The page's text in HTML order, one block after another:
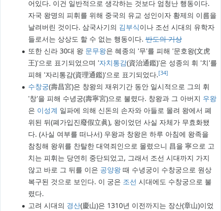
어있다. 이건 일반적으로 생각하는 것보다 엄청난 행동이다.
자국 왕명의 피휘를 위해 중국의 유교 성인이자 황제의 이름을
날려버린 것이다. 삼국사기의 김부식이나 조선 시대의 유학자
들로서는 상상도 할 수 없는 행동이다.반도의 기상
또한 신라 30대 왕 문무왕은 혜종의 '무'를 피해 '문호왕(文虎
王)'으로 표기되었으며 '자치통감(資治通鑑)'은 성종의 휘 '치'를
피해 '자리통감(資理通鑑)'으로 표기되었다.[34]
수창궁(壽昌宮)은 창왕의 재위기간 동안 일시적으로 그의 휘
'창'을 피해 수녕궁(壽寧宮)으로 불렸다. 창왕과 그 아버지 우왕
은 이성계 일파에 의해 신돈의 손자와 아들로 몰려 왕에서 폐
위된 뒤(폐가입진廢假立眞), 왕이었던 사실 자체가 무효화됐
다. (사실 여부를 떠나서) 우왕과 창왕은 하루 아침에 왕족을
참칭해 왕위를 찬탈한 대역죄인으로 몰렸으니 昌을 寧으로 고
치는 피휘는 당연히 중단되었고, 그래서 조선 시대까지 가지
않고 바로 그 뒤를 이은 공양왕때 수녕궁이 수창궁으로 원상
복구된 것으로 보인다. 이 궁은 조선 시대에도 수창궁으로 불
렸다.
고려 시대의 경산(慶山)은 1310년 이전까지는 장산(章山)이었